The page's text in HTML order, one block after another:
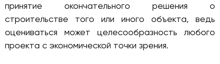
принятие окончательного решения о
строительстве того или иного объекта, ведь
оцениваться может целесообразность любого
проекта с экономической точки зрения.